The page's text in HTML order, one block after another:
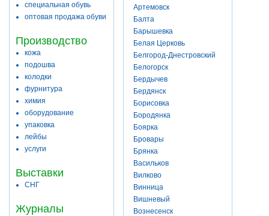
специальная обувь
оптовая продажа обуви
Производство
кожа
подошва
колодки
фурнитура
химия
оборудование
упаковка
лейбы
услуги
Выставки
СНГ
Журналы
Артемовск
Балта
Барышевка
Белая Церковь
Белгород-Днестровский
Белогорск
Бердычев
Бердянск
Борисовка
Бородянка
Боярка
Бровары
Брянка
Васильков
Вилково
Винница
Вишневый
Вознесенск